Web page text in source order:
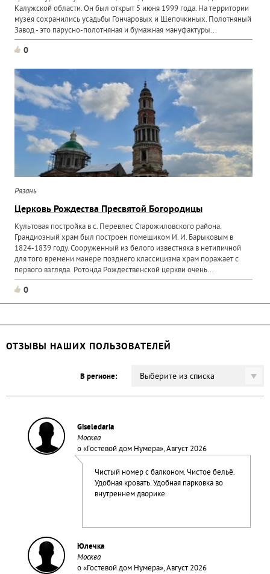
Калужской области. Он был открыт 5 июня 1999 года. На территории
музея сохранились усадьбы Гончаровых и Щепочкиных. Полотняный
Завод - это парусно-полотняная и бумажная мануфактуры...
0
Рязань
Церковь Рождества Пресвятой Богородицы
Культовая постройка в с. Перевлес Старожиловского района.
Грандиозный храм был построен помещиком И. И. Барыковым в
1824-1839 году. Сооруженный из белого известняка в нетипичной
для того времени манере позднего классицизма храм поражает с
первого взгляда. Ротонда Рождественской церкви очень...
0
ОТЗЫВЫ НАШИХ ПОЛЬЗОВАТЕЛЕЙ
В регионе: Выберите из списка
Giseledaria
Москва
о «Гостевой дом Нумера», Август 2026
Чистый номер с балконом. Чистое бельё.
Удобная кровать. Удобная парковка во
внутреннем дворике.
Юлечка
Москва
о «Гостевой дом Нумера», Август 2026